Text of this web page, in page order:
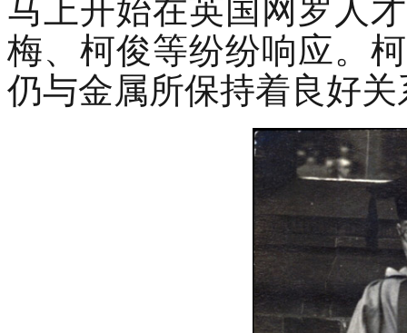
马上开始在英国网罗人
梅、柯俊等纷纷响应。
仍与金属所保持着良好关